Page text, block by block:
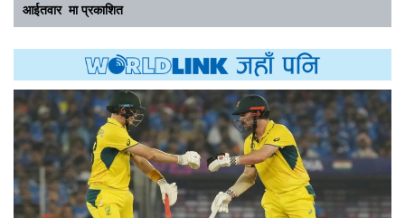
आईतवार मा प्रकाशित